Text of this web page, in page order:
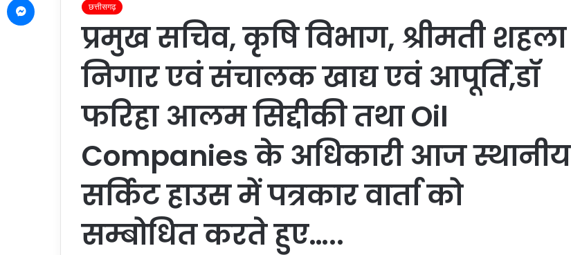
छत्तीसगढ़
प्रमुख सचिव, कृषि विभाग, श्रीमती शहला
निगार एवं संचालक खाद्य एवं आपूर्ति,डॉ
फरिहा आलम सिद्दीकी तथा Oil
Companies के अधिकारी आज स्थानीय
सर्किट हाउस में पत्रकार वार्ता को
सम्बोधित करते हुए…..